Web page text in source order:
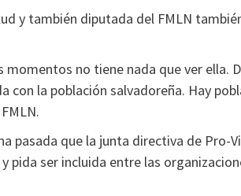
y también diputada del FMLN
momentos no tiene nada que ver ella.
con la población salvadoreña. Hay
pasada que la junta directiva de Pro-
pida ser incluida entre las